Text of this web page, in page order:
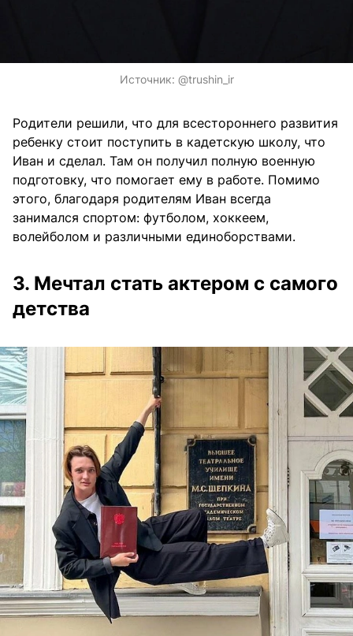
Источник: @trushin_ir
Родители решили, что для всестороннего развития
ребенку стоит поступить в кадетскую школу, что
Иван и сделал. Там он получил полную военную
подготовку, что помогает ему в работе. Помимо
этого, благодаря родителям Иван всегда
занимался спортом: футболом, хоккеем,
волейболом и различными единоборствами.
3. Мечтал стать актером с самого
детства